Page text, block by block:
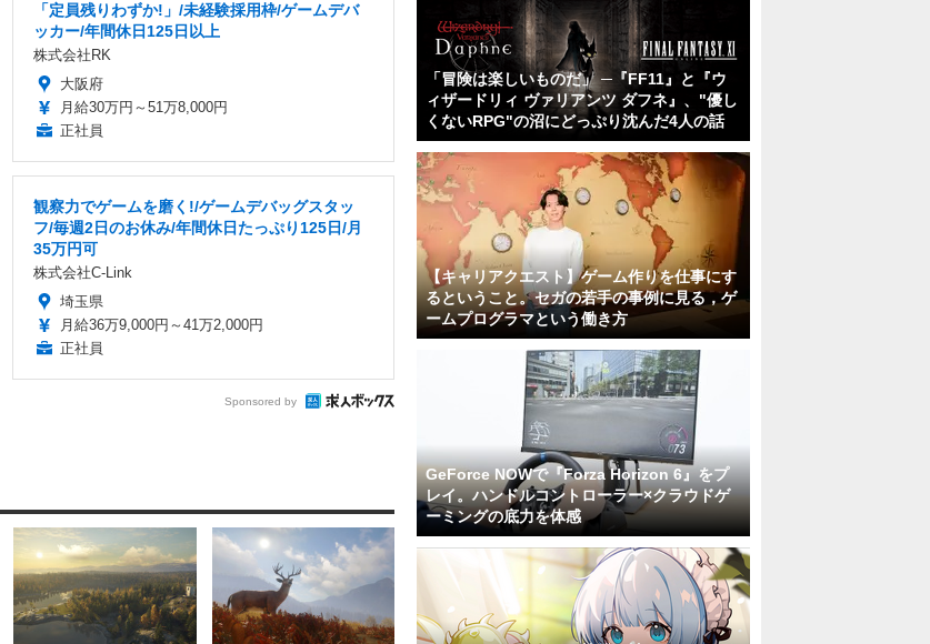
「定員残りわずか!」/未経験採用枠/ゲームデバ
ッカー/年間休日125日以上
株式会社RK
大阪府
月給30万円～51万8,000円
正社員
観察力でゲームを磨く!/ゲームデバッグスタッ
フ/毎週2日のお休み/年間休日たっぷり125日/月
35万円可
株式会社C-Link
埼玉県
月給36万9,000円～41万2,000円
正社員
Sponsored by
「冒険は楽しいものだ」 ─『FF11』と『ウ
ィザードリィ ヴァリアンツ ダフネ』、"優し
くないRPG"の沼にどっぷり沈んだ4人の話
【キャリアクエスト】ゲーム作りを仕事にす
るということ。セガの若手の事例に見る，ゲ
ームプログラマという働き方
GeForce NOWで『Forza Horizon 6』をプ
レイ。ハンドルコントローラー×クラウドゲ
ーミングの底力を体感